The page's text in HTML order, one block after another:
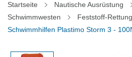
Startseite Nautische Ausrüstung
Schwimmwesten
Feststoff-
Schwimmhilfen Plastimo Storm 3 -